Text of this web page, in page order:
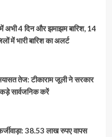
4 दिन और झमाझम बारिश, 14
में भारी बारिश का अलर्ट
तेज: टीकाराम जूली ने सरकार
सार्वजनिक करें
38.53 लाख रुपए वापस